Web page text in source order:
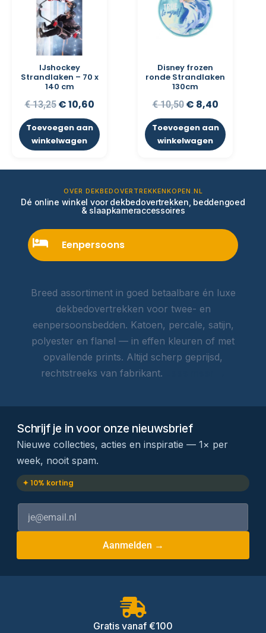
IJshockey
Strandlaken – 70 x
140 cm
€13,25 €10,60
Toevoegen aan
winkelwagen
Disney frozen
ronde Strandlaken
130cm
€10,50 € 8,40
Toevoegen aan
winkelwagen
OVER DEKBEDOVERTREKKENKOPEN.NL
Dé online winkel voor dekbedovertrekken, beddengoed
& slaapkameraccessoires
Eenpersoons
Breed assortiment in goed betaalbare én luxe
dekbedovertrekken voor twee- en
eenpersoonsbedden. Katoen, percale, satijn,
polyester en flanel — in effen kleuren of met
opvallende prints. Altijd scherp geprijsd,
rechtstreeks van fabrikant.
Schrijf je in voor onze nieuwsbrief
Nieuwe collecties, acties en inspiratie — 1× per
week, nooit spam.
✦ 10% korting
Aanmelden →
Gratis vanaf €100